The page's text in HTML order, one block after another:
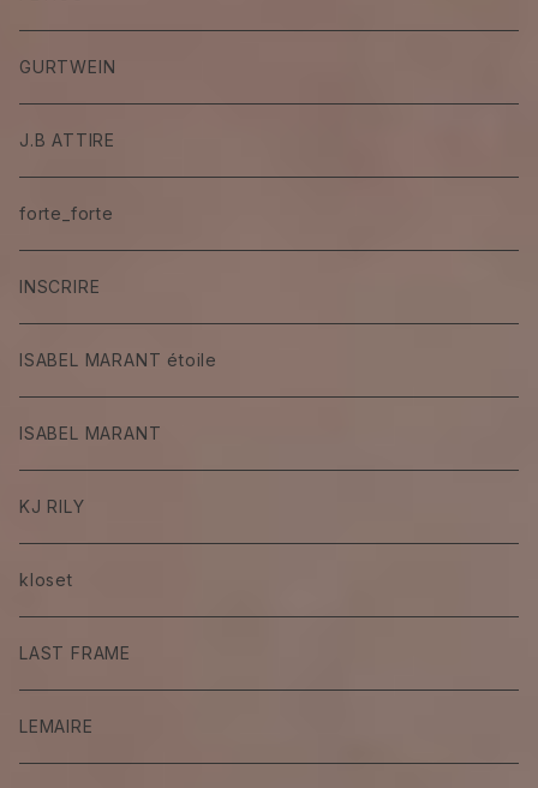
GURTWEIN
J.B ATTIRE
forte_forte
INSCRIRE
ISABEL MARANT étoile
ISABEL MARANT
KJ RILY
kloset
LAST FRAME
LEMAIRE